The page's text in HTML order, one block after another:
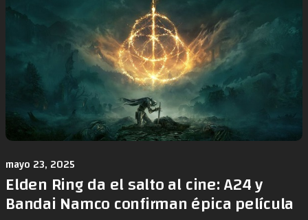
mayo 23, 2025
Elden Ring da el salto al cine: A24 y
Bandai Namco confirman épica película